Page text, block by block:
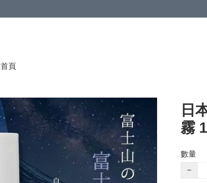
首頁
日
霧
數量
−